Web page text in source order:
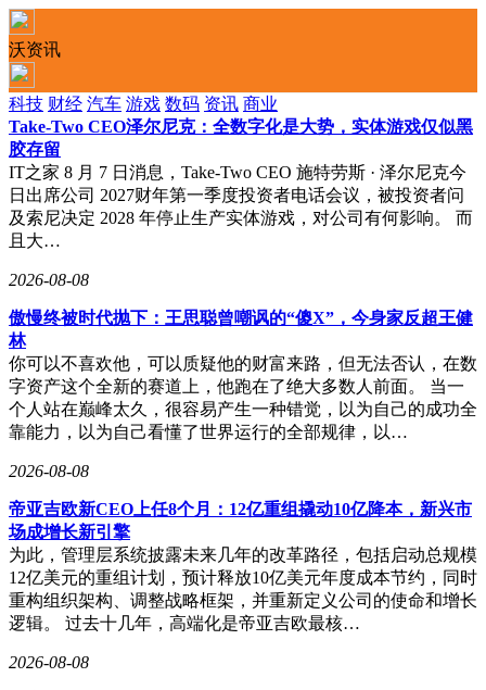
沃资讯
科技 财经 汽车 游戏 数码 资讯 商业
Take-Two CEO泽尔尼克：全数字化是大势，实体游戏仅似黑
胶存留
IT之家 8 月 7 日消息，Take-Two CEO 施特劳斯 · 泽尔尼克今
日出席公司 2027财年第一季度投资者电话会议，被投资者问
及索尼决定 2028 年停止生产实体游戏，对公司有何影响。 而
且大…
2026-08-08
傲慢终被时代抛下：王思聪曾嘲讽的“傻X”，今身家反超王健
林
你可以不喜欢他，可以质疑他的财富来路，但无法否认，在数
字资产这个全新的赛道上，他跑在了绝大多数人前面。 当一
个人站在巅峰太久，很容易产生一种错觉，以为自己的成功全
靠能力，以为自己看懂了世界运行的全部规律，以…
2026-08-08
帝亚吉欧新CEO上任8个月：12亿重组撬动10亿降本，新兴市
场成增长新引擎
为此，管理层系统披露未来几年的改革路径，包括启动总规模
12亿美元的重组计划，预计释放10亿美元年度成本节约，同时
重构组织架构、调整战略框架，并重新定义公司的使命和增长
逻辑。 过去十几年，高端化是帝亚吉欧最核…
2026-08-08